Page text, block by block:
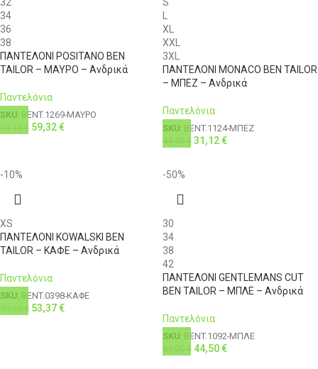
34
36
38
ΠΑΝΤΕΛΟΝΙ POSITANO BEN
TAILOR – ΜΑΥΡΟ – Ανδρικά
Παντελόνια
SKU: BENT.1269-ΜΑΥΡΟ
€ 59,32€
XL
XXL
3XL
ΠΑΝΤΕΛΟΝΙ MONACO BEN TAILOR
– ΜΠΕΖ – Ανδρικά
Παντελόνια
SKU: BENT.1124-ΜΠΕΖ
€ 31,12€
-10%
XS
ΠΑΝΤΕΛΟΝΙ KOWALSKI BEN
TAILOR – ΚΑΦΕ – Ανδρικά
Παντελόνια
SKU: BENT.0398-ΚΑΦΕ
€ 53,37€
-50%
30
34
38
42
ΠΑΝΤΕΛΟΝΙ GENTLEMANS CUT
BEN TAILOR – ΜΠΛΕ – Ανδρικά
Παντελόνια
SKU: BENT.1092-ΜΠΛΕ
€ 44,50€